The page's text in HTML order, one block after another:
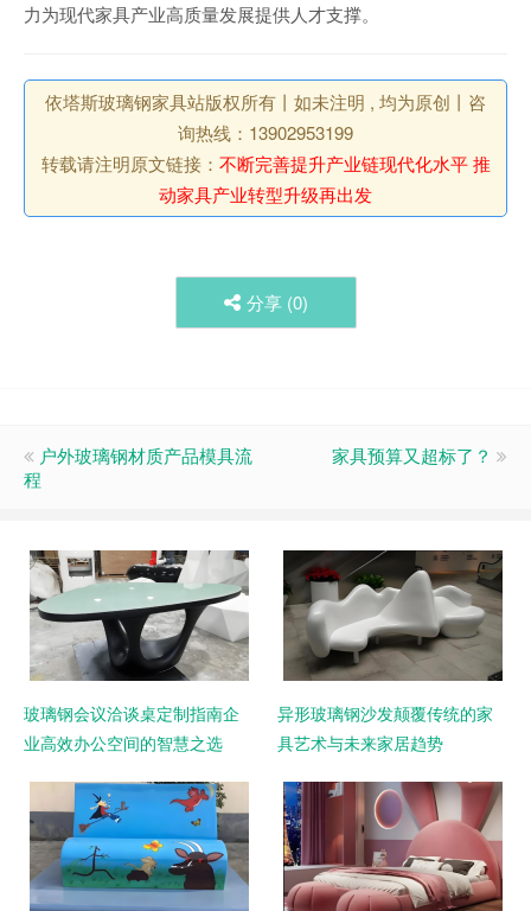
力为现代家具产业高质量发展提供人才支撑。
依塔斯玻璃钢家具站版权所有丨如未注明 , 均为原创丨咨
询热线：13902953199
转载请注明原文链接： 不断完善提升产业链现代化水平 推
动家具产业转型升级再出发
分享 (0)
户外玻璃钢材质产品模具流
程
家具预算又超标了？
玻璃钢会议洽谈桌定制指南企
业高效办公空间的智慧之选
异形玻璃钢沙发颠覆传统的家
具艺术与未来家居趋势